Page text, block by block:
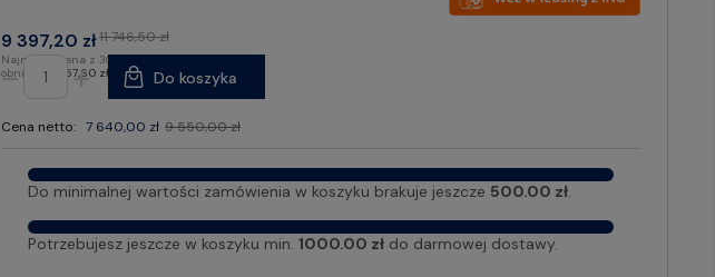
9 397,20 zł11 746,50 zł
Najniższa cena z 30 dni przed
obniżką: 8 757,60 zł
Cena netto: 7 640,00 zł 9 550,00 zł
Do koszyka
Do minimalnej wartości zamówienia w koszyku brakuje jeszcze 500.00 zł.
Potrzebujesz jeszcze w koszyku min. 1000.00 złdo darmowej dostawy.